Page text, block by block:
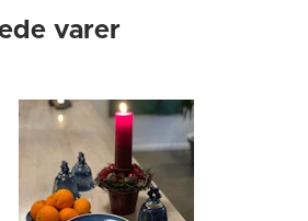
varer